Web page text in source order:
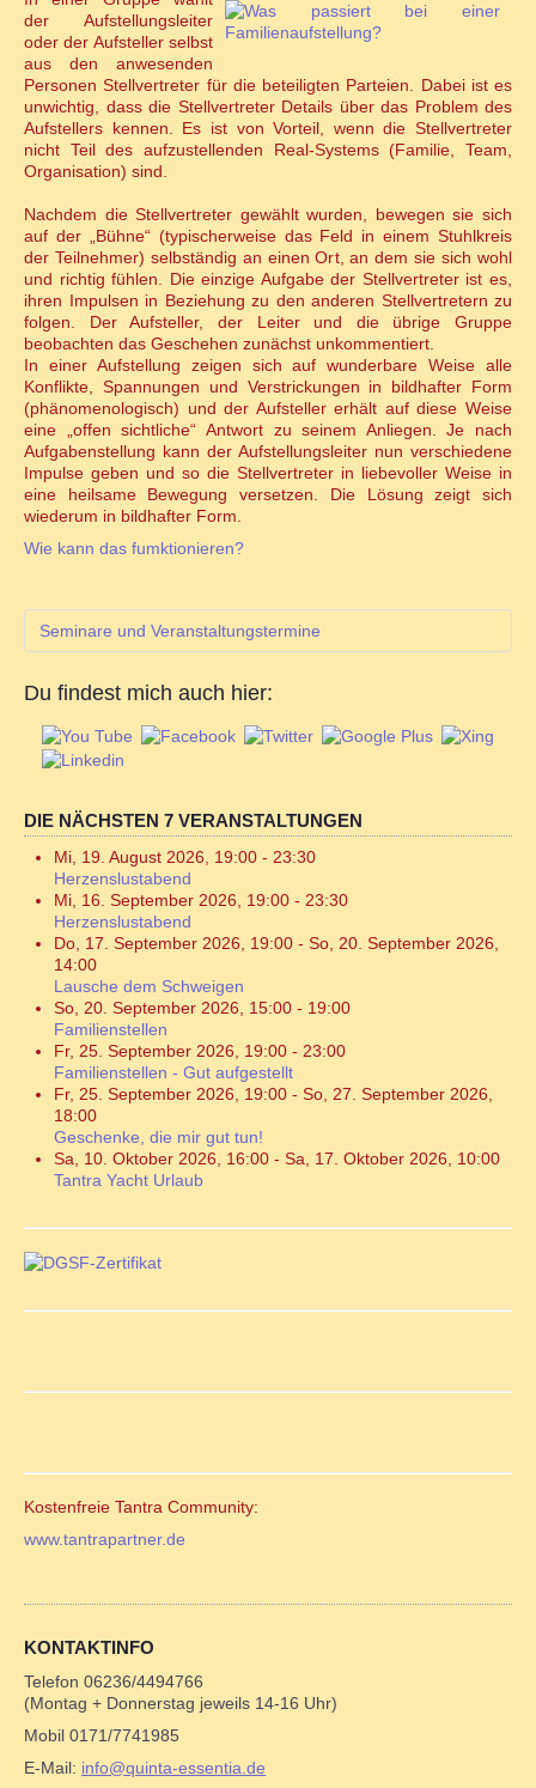
der Aufstellungsleiter
oder der Aufsteller selbst
aus den anwesenden
Personen Stellvertreter für die beteiligten Parteien. Dabei ist es
unwichtig, dass die Stellvertreter Details über das Problem des
Aufstellers kennen. Es ist von Vorteil, wenn die Stellvertreter
nicht Teil des aufzustellenden Real-Systems (Familie, Team,
Organisation) sind.
Nachdem die Stellvertreter gewählt wurden, bewegen sie sich
auf der „Bühne“ (typischerweise das Feld in einem Stuhlkreis
der Teilnehmer) selbständig an einen Ort, an dem sie sich wohl
und richtig fühlen. Die einzige Aufgabe der Stellvertreter ist es,
ihren Impulsen in Beziehung zu den anderen Stellvertretern zu
folgen. Der Aufsteller, der Leiter und die übrige Gruppe
beobachten das Geschehen zunächst unkommentiert.
In einer Aufstellung zeigen sich auf wunderbare Weise alle
Konflikte, Spannungen und Verstrickungen in bildhafter Form
(phänomenologisch) und der Aufsteller erhält auf diese Weise
eine „offen sichtliche“ Antwort zu seinem Anliegen. Je nach
Aufgabenstellung kann der Aufstellungsleiter nun verschiedene
Impulse geben und so die Stellvertreter in liebevoller Weise in
eine heilsame Bewegung versetzen. Die Lösung zeigt sich
wiederum in bildhafter Form.
Wie kann das fumktionieren?
Seminare und Veranstaltungstermine
Du findest mich auch hier:
DIE NÄCHSTEN 7 VERANSTALTUNGEN
Mi, 19. August 2026 19:00 - 23:30
Herzenslustabend
Mi, 16. September 2026
19:00 - 23:30
Herzenslustabend
Do, 17. September 2026
19:00 - So, 20. September 2026
14:00
Lausche dem Schweigen
So, 20. September 2026
15:00 - 19:00
Familienstellen
Fr, 25. September 2026
19:00 - 23:00
Familienstellen - Gut aufgestellt
Fr, 25. September 2026
19:00 - So, 27. September 2026
18:00
Geschenke, die mir gut tun!
Sa, 10. Oktober 2026
16:00 - Sa, 17. Oktober 2026
10:00
Tantra Yacht Urlaub
Kostenfreie Tantra Community:
www.tantrapartner.de
KONTAKTINFO
Telefon 06236/4494766
(Montag + Donnerstag jeweils 14-16 Uhr)
Mobil 0171/7741985
E-Mail: info@quinta-essentia.de